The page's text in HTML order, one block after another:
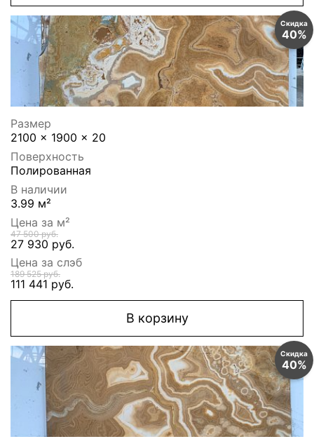
Скидка
40%
Размер
2100 x 1900 x 20
Поверхность
Полированная
В наличии
3.99 м²
Цена за м²
47 500 руб.
27 930 руб.
Цена за слэб
189 525 руб.
111 441 руб.
В корзину
Скидка
40%